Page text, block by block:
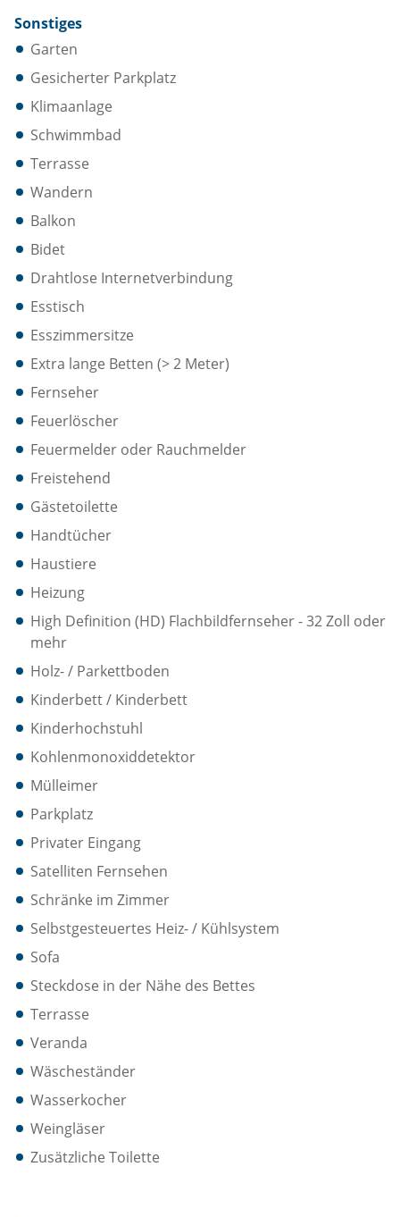
Sonstiges
Garten
Gesicherter Parkplatz
Klimaanlage
Schwimmbad
Terrasse
Wandern
Balkon
Bidet
Drahtlose Internetverbindung
Esstisch
Esszimmersitze
Extra lange Betten (> 2 Meter)
Fernseher
Feuerlöscher
Feuermelder oder Rauchmelder
Freistehend
Gästetoilette
Handtücher
Haustiere
Heizung
High Definition (HD) Flachbildfernseher - 32 Zoll oder
mehr
Holz- / Parkettboden
Kinderbett / Kinderbett
Kinderhochstuhl
Kohlenmonoxiddetektor
Mülleimer
Parkplatz
Privater Eingang
Satelliten Fernsehen
Schränke im Zimmer
Selbstgesteuertes Heiz- / Kühlsystem
Sofa
Steckdose in der Nähe des Bettes
Terrasse
Veranda
Wäscheständer
Wasserkocher
Weingläser
Zusätzliche Toilette